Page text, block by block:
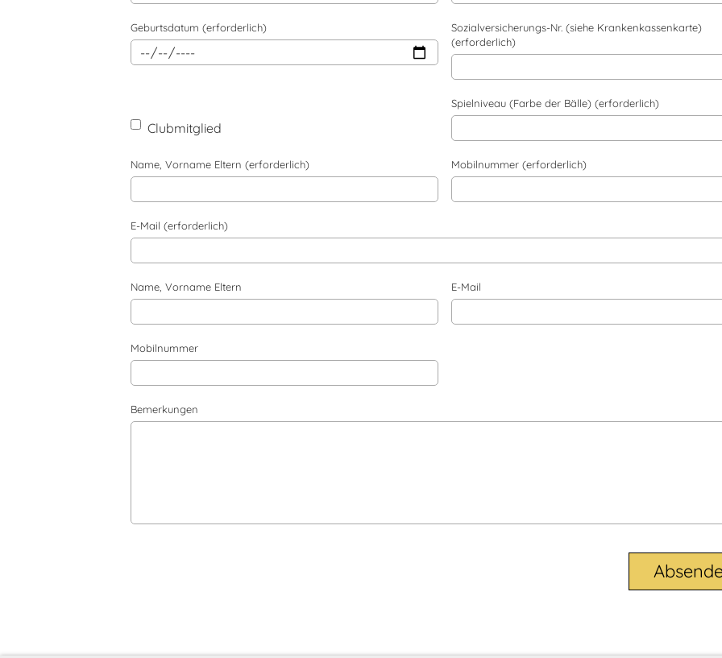
Geburtsdatum (erforderlich)
Sozialversicherungs-Nr. (siehe Krankenkassenkarte)
(erforderlich)
Clubmitglied
Spielniveau (Farbe der Bälle) (erforderlich)
Name, Vorname Eltern (erforderlich) Mobilnummer (erforderlich)
E-Mail (erforderlich)
Name, Vorname Eltern E-Mail
Mobilnummer
Bemerkungen